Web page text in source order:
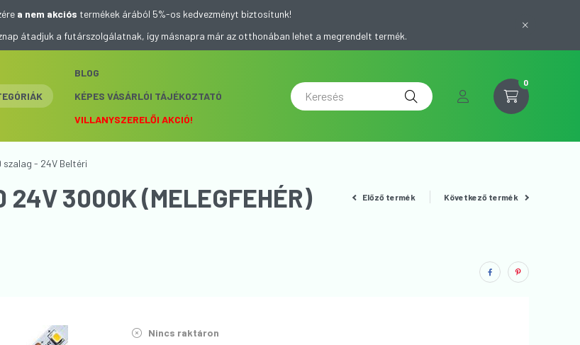
a nem akciós termékek árából 5%-os kedvezményt biztosítunk!
átadjuk a futárszolgálatnak, így másnapra már az otthonában lehet a megrendelt termék.
BLOG
KÉPES VÁSÁRLÓI TÁJÉKOZTATÓ
VILLANYSZERELŐI AKCIÓ!
0
szalag - 24V Beltéri
Előző termék Következő termék
3000K (MELEGFEHÉR)
Nincs raktáron